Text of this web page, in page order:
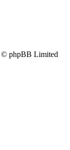
phpBB Limited